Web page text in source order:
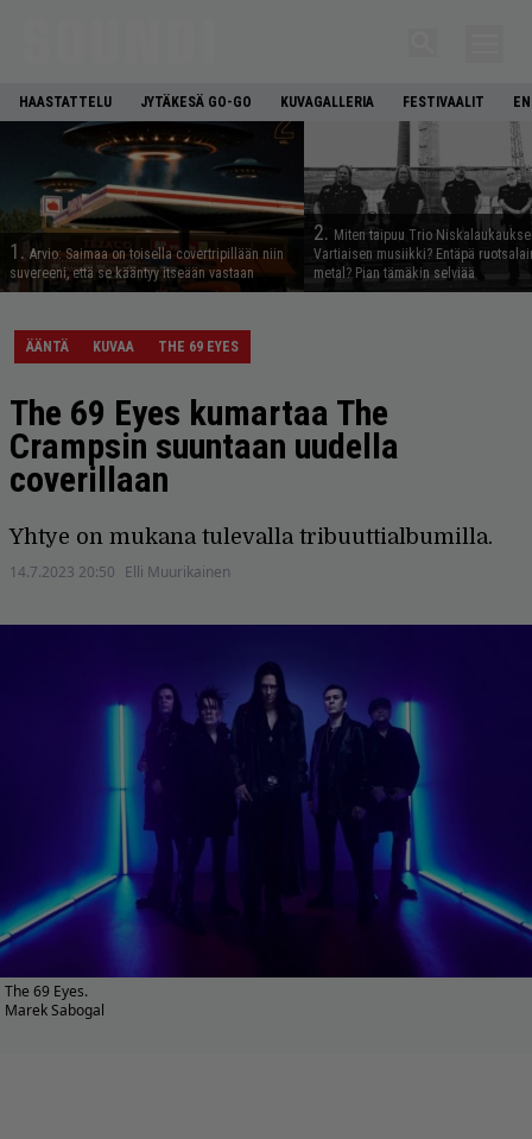
HAASTATTELU JYTÄKESÄ GO-GO KUVAGALLERIA FESTIVAALIT
1. Arvio: Saimaa on toisella covertripillään niin
suvereeni, että se kääntyy itseään vastaan
2. Miten taipuu Trio
Vartiaisen musiikki? Entäpä
metal? Pian tämäkin selviää
ÄÄNTÄ KUVAA THE 69 EYES
The 69 Eyes kumartaa The
Crampsin suuntaan uudella
coverillaan
Yhtye on mukana tulevalla tribuuttialbumilla.
14.7.2023 20:50 Elli Muurikainen
The 69 Eyes.
Marek Sabogal